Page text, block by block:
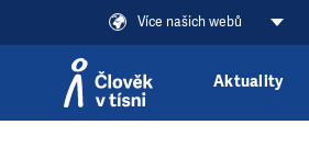
Více našich webů
Aktuality